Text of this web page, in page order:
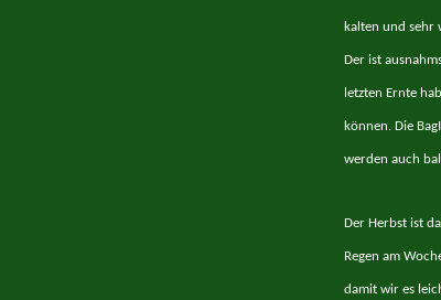
kalten und sehr
Der ist
letzten Ernte
können. Die
werden auch
Der Herbst ist
Regen am
damit wir es